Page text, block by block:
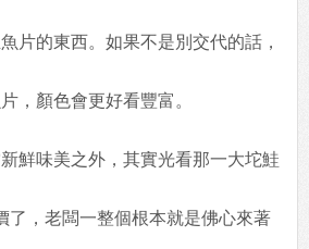
片的東西。如果不是別交代的話，
，顏色會更好看豐富。
鮮味美之外，其實光看那一大坨鮭
了，老闆一整個根本就是佛心來著